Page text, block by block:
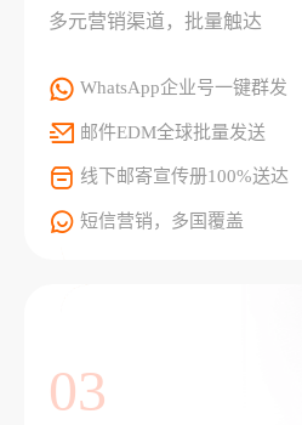
多元营销渠道，批量触达
WhatsApp企业号一键群发
邮件EDM全球批量发送
线下邮寄宣传册100%送达
短信营销，多国覆盖
03